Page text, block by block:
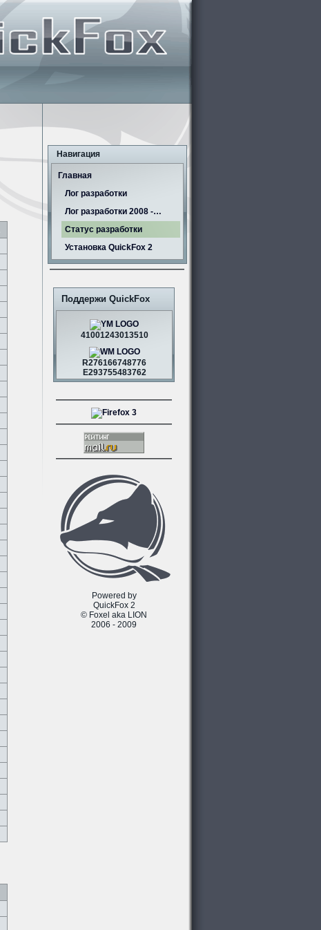
Навигация
Главная
Лог разработки
Лог разработки 2008 -…
Статус разработки
Установка QuickFox 2
Поддержи QuickFox
41001243013510
R276166748776
E293755483762
Powered by
QuickFox 2
© Foxel aka LION
2006 - 2009